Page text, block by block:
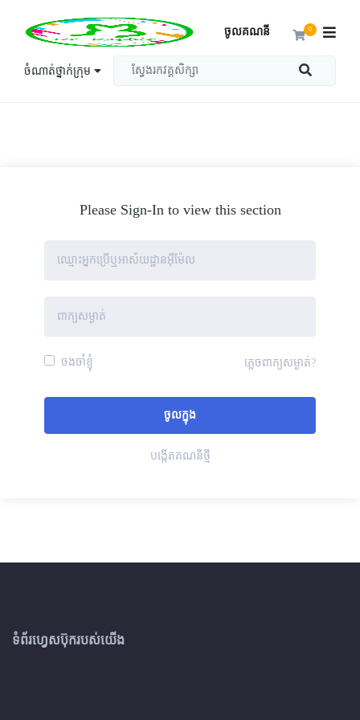
ចំណាត់ថ្នាក់ក្រុម
0
ចូលគណនី
Please Sign-In to view this section
ចងចាំខ្ញុំ ភ្លេចពាក្យសម្ងាត់?
បង្កើតគណនីថ្មី
ទំព័រហ្វេសប៊ុករបស់យើង